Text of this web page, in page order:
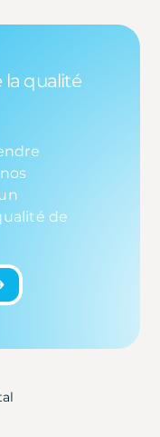
la qualité
de